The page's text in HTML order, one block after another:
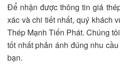
Để nhận được thông tin giá
xác và chi tiết nhất, quý khách
Thép Mạnh Tiến Phát. Chúng
tốt nhất phản ánh đúng nhu
bạn.